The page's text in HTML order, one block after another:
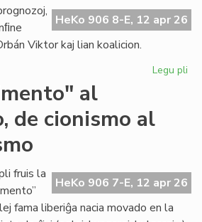
HeKo 906 8-E, 12 apr 26
Viktor kaj lian koalicion.
Legu pli
al
de cionismo al
HeKo 906 7-E, 12 apr 26
fruis la
fama liberiĝa nacia movado en la